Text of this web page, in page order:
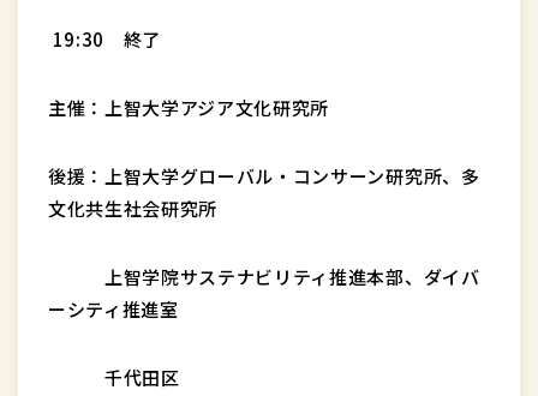
19:30 終了
主催：上智大学アジア文化研究所
後援：上智大学グローバル・コンサーン研究所、多
文化共生社会研究所
上智学院サステナビリティ推進本部、ダイバ
ーシティ推進室
千代田区